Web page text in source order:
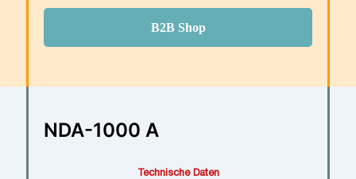
B2B Shop
NDA-1000 A
Technische Daten